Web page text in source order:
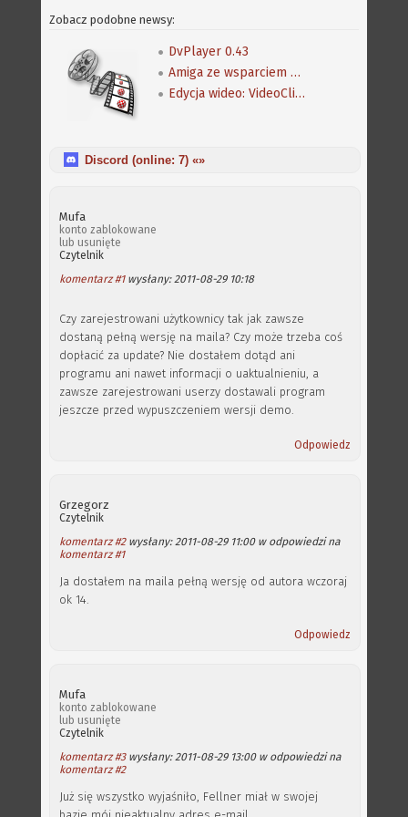
Zobacz podobne newsy:
DvPlayer 0.43
Amiga ze wsparciem dla UVD
Edycja wideo: VideoClipper i SimpleSub
Discord (online: 7) «»
Mufa
konto zablokowane
lub usunięte
Czytelnik
komentarz #1wysłany: 2011-08-29 10:18
Czy zarejestrowani użytkownicy tak jak zawsze
dostaną pełną wersję na maila? Czy może trzeba coś
dopłacić za update? Nie dostałem dotąd ani
programu ani nawet informacji o uaktualnieniu, a
zawsze zarejestrowani userzy dostawali program
jeszcze przed wypuszczeniem wersji demo.
Odpowiedz
Grzegorz
Czytelnik
komentarz #2wysłany: 2011-08-29 11:00 w odpowiedzi na
komentarz #1
Ja dostałem na maila pełną wersję od autora wczoraj
ok 14.
Odpowiedz
Mufa
konto zablokowane
lub usunięte
Czytelnik
komentarz #3wysłany: 2011-08-29 13:00 w odpowiedzi na
komentarz #2
Już się wszystko wyjaśniło, Fellner miał w swojej